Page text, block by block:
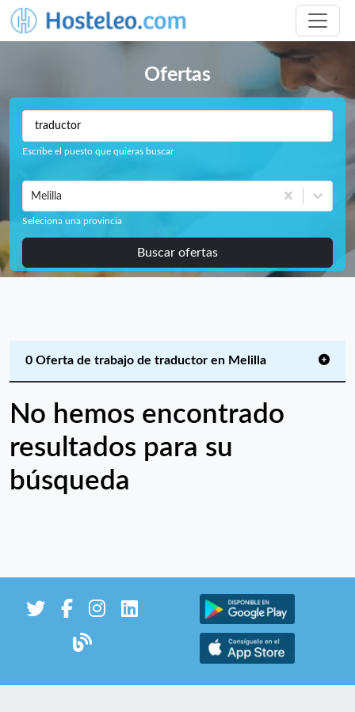
Ofertas
Escribe el puesto que quieras buscar
Melilla
Seleciona una provincia
Buscar ofertas
0 Oferta de trabajo de traductor en Melilla
No hemos encontrado
resultados para su
búsqueda